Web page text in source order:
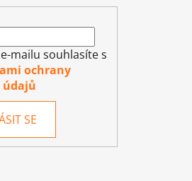
mailu souhlasíte s
ochrany
údajů
SE